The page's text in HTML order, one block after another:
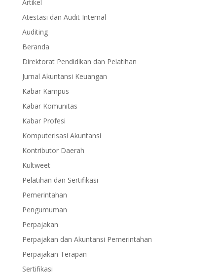
Artikel
Atestasi dan Audit Internal
Auditing
Beranda
Direktorat Pendidikan dan Pelatihan
Jurnal Akuntansi Keuangan
Kabar Kampus
Kabar Komunitas
Kabar Profesi
Komputerisasi Akuntansi
Kontributor Daerah
Kultweet
Pelatihan dan Sertifikasi
Pemerintahan
Pengumuman
Perpajakan
Perpajakan dan Akuntansi Pemerintahan
Perpajakan Terapan
Sertifikasi